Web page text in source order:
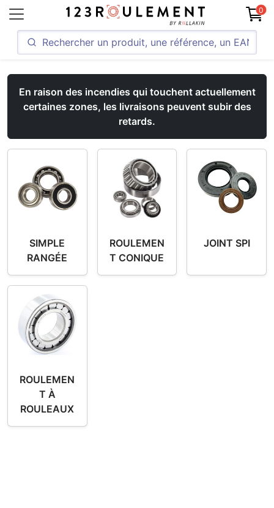
0
En raison des incendies qui touchent actuellement
certaines zones, les livraisons peuvent subir des
retards.
SIMPLE
RANGÉE
ROULEMEN
T CONIQUE
JOINT SPI
ROULEMEN
T À
ROULEAUX